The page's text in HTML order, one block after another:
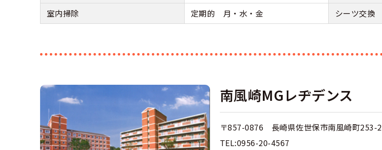
室内掃除
定期的 月・水・金 シーツ交換
南風崎MGレヂデンス
〒857-0876 長崎県佐世保市南風崎町253-2
TEL:0956-20-4567